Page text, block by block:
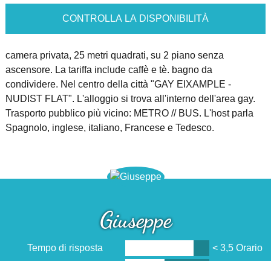
CONTROLLA LA DISPONIBILITÀ
camera privata, 25 metri quadrati, su 2 piano senza
ascensore. La tariffa include caffè e tè. bagno da
condividere. Nel centro della città "GAY EIXAMPLE -
NUDIST FLAT". L'alloggio si trova all'interno dell'area gay.
Trasporto pubblico più vicino: METRO // BUS. L'host parla
Spagnolo, inglese, italiano, Francese e Tedesco.
Giuseppe
Tempo di risposta
< 3,5 Orario